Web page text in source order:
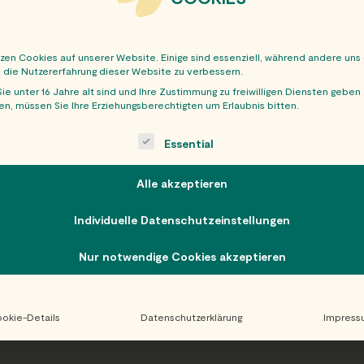
Cookies auf unserer Website. Einige sind essenziell, während andere uns
Nutzererfahrung dieser Website zu verbessern.
unter 16 Jahre alt sind und Ihre Zustimmung zu freiwilligen Diensten geben
müssen Sie Ihre Erziehungsberechtigten um Erlaubnis bitten.
is a list of service groups for which consent can be
Essential
Alle akzeptieren
Individuelle Datenschutzeinstellungen
Nur notwendige Cookies akzeptieren
Details Datenschutzerklärung